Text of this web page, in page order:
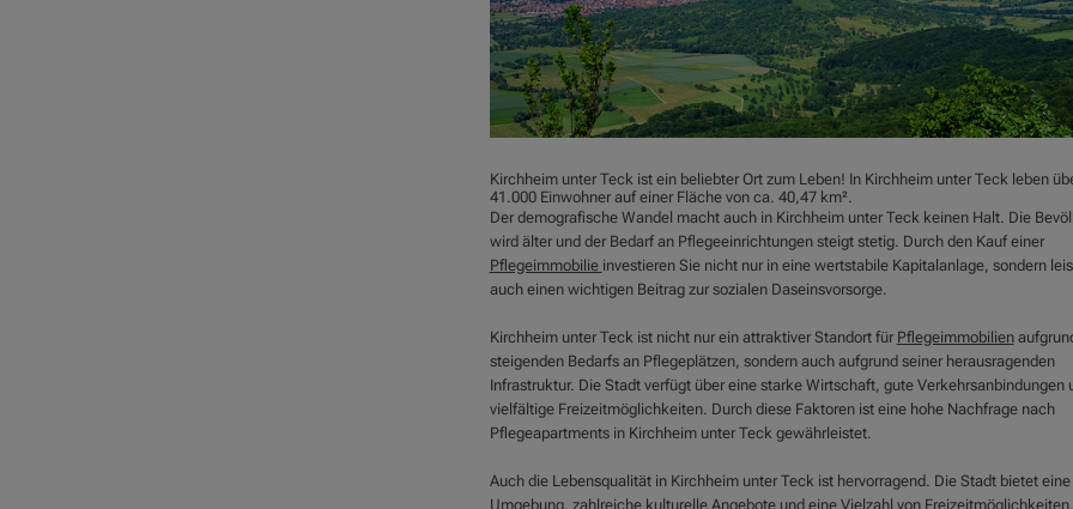
Kirchheim unter Teck ist ein beliebter Ort zum Leben! In Kirchheim unter Teck leben
41.000 Einwohner auf einer Fläche von ca. 40,47 km².
Der demografische Wandel macht auch in Kirchheim unter Teck keinen Halt. Die
wird älter und der Bedarf an Pflegeeinrichtungen steigt stetig. Durch den Kauf einer
Pflegeimmobilie investieren Sie nicht nur in eine wertstabile Kapitalanlage, sondern
auch einen wichtigen Beitrag zur sozialen Daseinsvorsorge.
Kirchheim unter Teck ist nicht nur ein attraktiver Standort für Pflegeimmobilien
steigenden Bedarfs an Pflegeplätzen, sondern auch aufgrund seiner herausragenden
Infrastruktur. Die Stadt verfügt über eine starke Wirtschaft, gute Verkehrsanbindungen
vielfältige Freizeitmöglichkeiten. Durch diese Faktoren ist eine hohe Nachfrage nach
Pflegeapartments in Kirchheim unter Teck gewährleistet.
Auch die Lebensqualität in Kirchheim unter Teck ist hervorragend. Die Stadt bietet eine
Umgebung, zahlreiche kulturelle Angebote und eine Vielzahl von